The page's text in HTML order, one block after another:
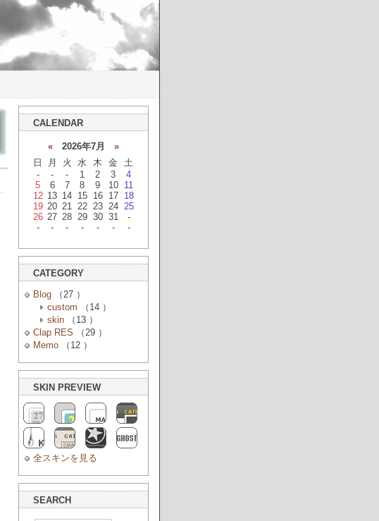
CALENDAR
« 2026年7月 »
日
月 火 水 木 金
土
-
- - 1 2 3
4
5
6 7 8 9 10
11
12 13 14 15 16 17
18
19 20 21 22 23 24 25
26 27 28 29 30 31
-
-
- - - - - -
CATEGORY
Blog （27 ）
custom （14 ）
skin （13 ）
Clap RES （29 ）
Memo （12 ）
SKIN PREVIEW
全スキンを見る
SEARCH